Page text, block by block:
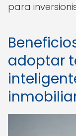
para
adoptar